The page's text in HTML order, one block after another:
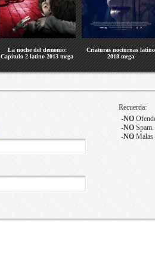
La noche del demonio:
Capítulo 2 latino 2013 mega
Criaturas nocturnas latino
2018 mega
Recuerda:
-NO
-NOSpam.
-NOMalas